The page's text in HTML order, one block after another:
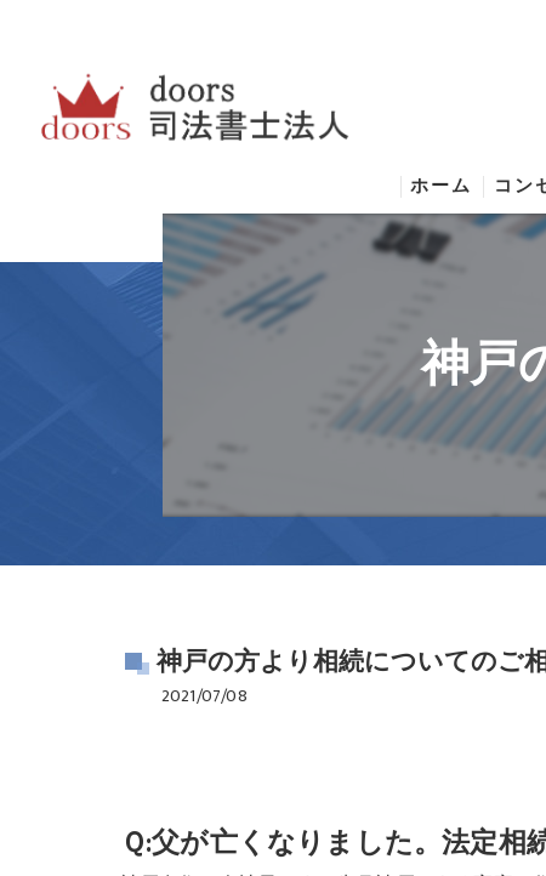
ホーム コン
神
神
神戸
神戸の方より相続についてのご
2021/07/08
Ｑ:父が亡くなりました。法定